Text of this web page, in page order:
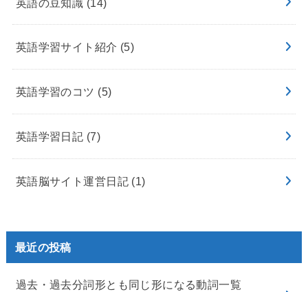
英語学習サイト紹介 (5)
英語学習のコツ (5)
英語学習日記 (7)
英語脳サイト運営日記 (1)
最近の投稿
過去・過去分詞形とも同じ形になる動詞一覧